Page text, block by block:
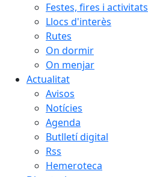
Festes, fires i activitats
Llocs d'interès
Rutes
On dormir
On menjar
Actualitat
Avisos
Notícies
Agenda
Butlletí digital
Rss
Hemeroteca